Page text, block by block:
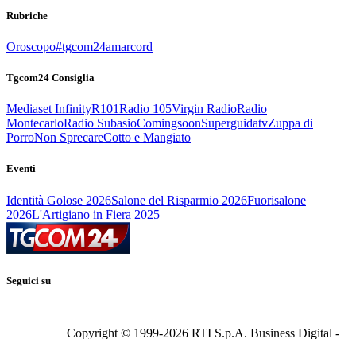
Rubriche
Oroscopo#tgcom24amarcord
Tgcom24 Consiglia
Mediaset InfinityR101Radio 105Virgin RadioRadio
MontecarloRadio SubasioComingsoonSuperguidatvZuppa di
PorroNon SprecareCotto e Mangiato
Eventi
Identità Golose 2026Salone del Risparmio 2026Fuorisalone
2026L'Artigiano in Fiera 2025
Seguici su
Copyright © 1999-2026 RTI S.p.A. Business Digital -